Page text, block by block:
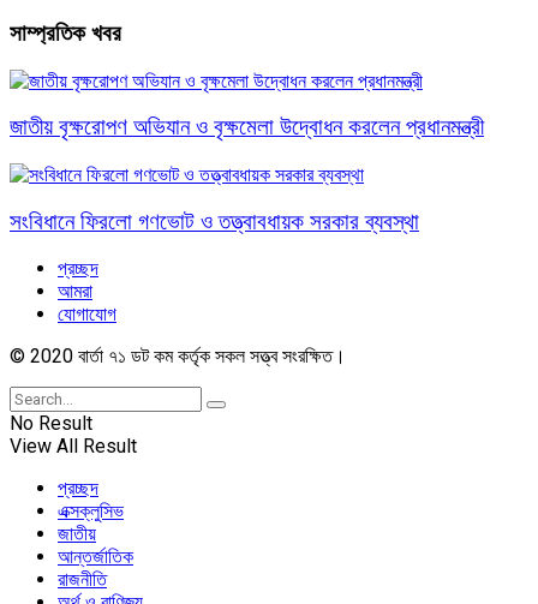
সাম্প্রতিক খবর
জাতীয় বৃক্ষরোপণ অভিযান ও বৃক্ষমেলা উদ্বোধন করলেন প্রধানমন্ত্রী
সংবিধানে ফিরলো গণভোট ও তত্ত্বাবধায়ক সরকার ব্যবস্থা
প্রচ্ছদ
আমরা
যোগাযোগ
© 2020 বার্তা ৭১ ডট কম কর্তৃক সকল সত্ত্ব সংরক্ষিত।
No Result
View All Result
প্রচ্ছদ
এক্সক্লুসিভ
জাতীয়
আন্তর্জাতিক
রাজনীতি